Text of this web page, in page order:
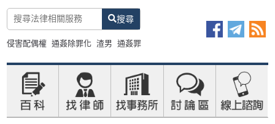
搜尋
侵害配偶權 通姦除罪化 渣男 通姦罪